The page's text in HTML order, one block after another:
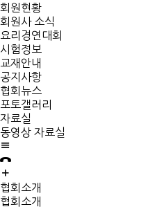
회원현황
회원사 소식
요리경연대회
시험정보
교재안내
공지사항
협회뉴스
포토갤러리
자료실
동영상 자료실
협회소개
협회소개